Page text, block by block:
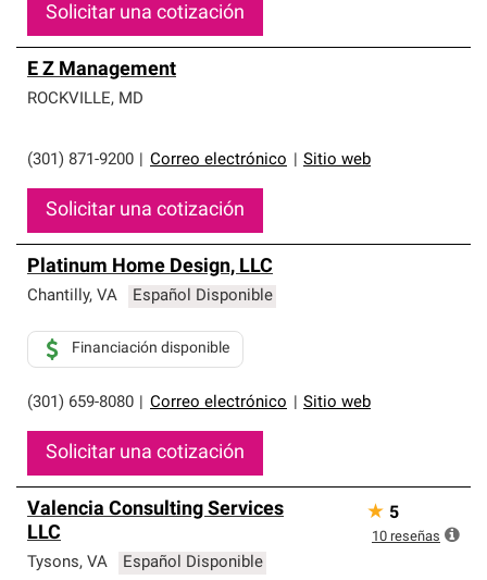
Solicitar una cotización
E Z Management
ROCKVILLE, MD
(301) 871-9200 Correo electrónico Sitio web
Solicitar una cotización
Platinum Home Design, LLC
Chantilly, VA Español Disponible
(301) 659-8080 Correo electrónico Sitio web
Financiación disponible
Solicitar una cotización
Valencia Consulting Services
LLC
Tysons, VA Español Disponible
★ 5
10 reseñas